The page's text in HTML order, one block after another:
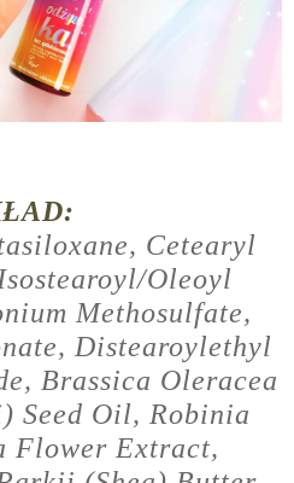
Cetearyl
Oleoyl
Methosulfate,
Distearoylethyl
Brassica Oleracea
Seed Oil, Robinia
Flower Extract,